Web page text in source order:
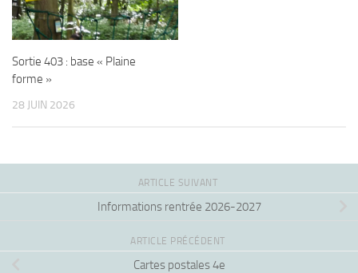
Sortie 403 : base « Plaine
forme »
28 JUIN 2026
ARTICLE SUIVANT
Informations rentrée 2026-2027
ARTICLE PRÉCÉDENT
Cartes postales 4e